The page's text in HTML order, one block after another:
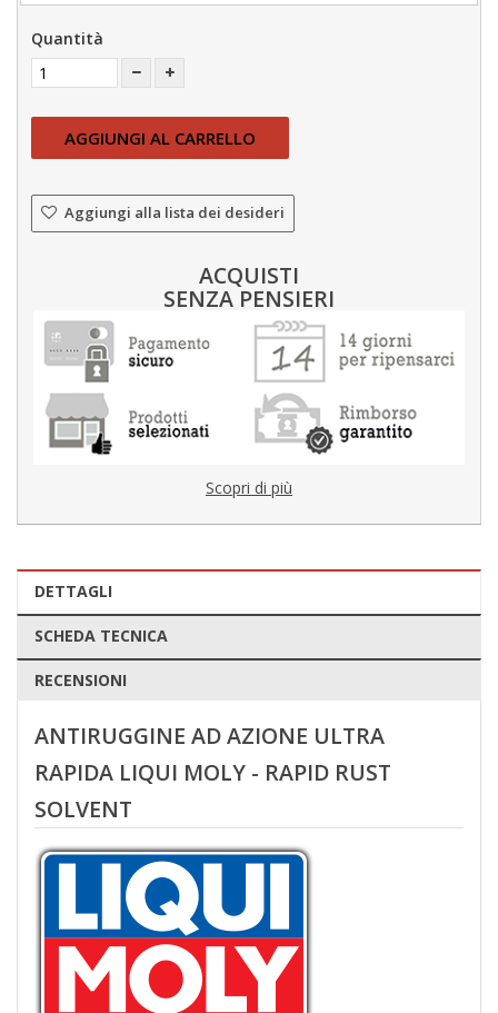
Quantità
AGGIUNGI AL CARRELLO
Aggiungi alla lista dei desideri
ACQUISTI
SENZA PENSIERI
Scopri di più
DETTAGLI
SCHEDA TECNICA
RECENSIONI
ANTIRUGGINE AD AZIONE ULTRA
RAPIDA LIQUI MOLY - RAPID RUST
SOLVENT